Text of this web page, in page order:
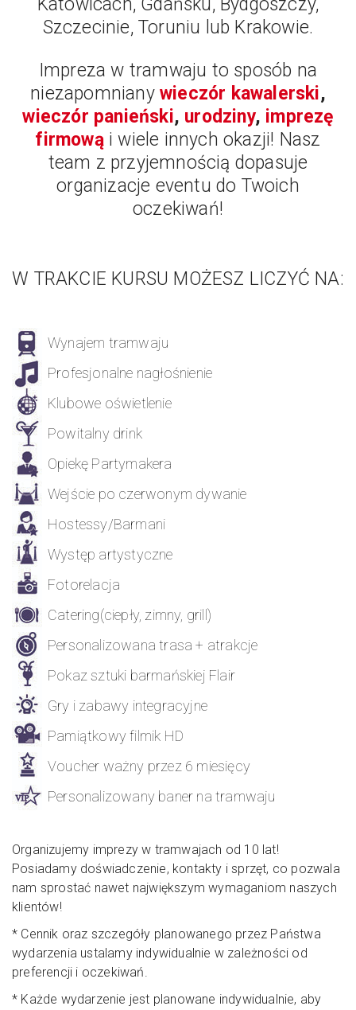
Katowicach, Gdańsku, Bydgoszczy,
Szczecinie, Toruniu lub Krakowie.
Impreza w tramwaju to sposób na
niezapomniany wieczór kawalerski,
wieczór panieński, urodziny, imprezę
firmowąi wiele innych okazji! Nasz
team z przyjemnością dopasuje
organizacje eventu do Twoich
oczekiwań!
W TRAKCIE KURSU MOŻESZ LICZYĆ NA:
Wynajem tramwaju
Profesjonalne nagłośnienie
Klubowe oświetlenie
Powitalny drink
Opiekę Partymakera
Wejście po czerwonym dywanie
Hostessy/Barmani
Występ artystyczne
Fotorelacja
Catering(ciepły, zimny, grill)
Personalizowana trasa + atrakcje
Pokaz sztuki barmańskiej Flair
Gry i zabawy integracyjne
Pamiątkowy filmik HD
Voucher ważny przez 6 miesięcy
Personalizowany baner na tramwaju
Organizujemy imprezy w tramwajach od 10 lat!
Posiadamy doświadczenie, kontakty i sprzęt, co pozwala
nam sprostać nawet największym wymaganiom naszych
klientów!
* Cennik oraz szczegóły planowanego przez Państwa
wydarzenia ustalamy indywidualnie w zależności od
preferencji i oczekiwań.
* Każde wydarzenie jest planowane indywidualnie, aby